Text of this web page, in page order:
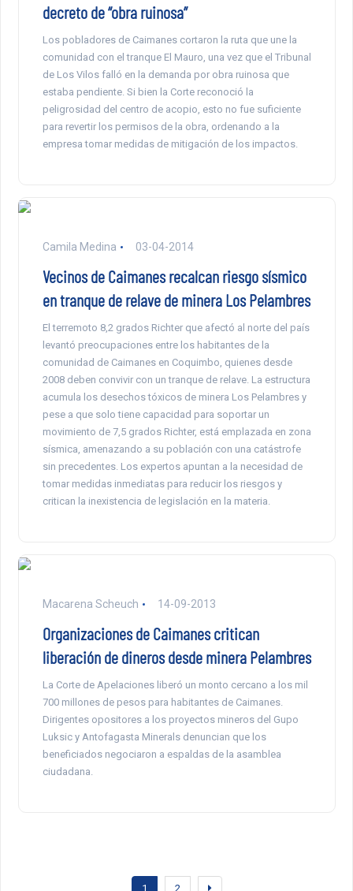
decreto de “obra ruinosa”
Los pobladores de Caimanes cortaron la ruta que une la
comunidad con el tranque El Mauro, una vez que el Tribunal
de Los Vilos falló en la demanda por obra ruinosa que
estaba pendiente. Si bien la Corte reconoció la
peligrosidad del centro de acopio, esto no fue suficiente
para revertir los permisos de la obra, ordenando a la
empresa tomar medidas de mitigación de los impactos.
Camila Medina 03-04-2014
Vecinos de Caimanes recalcan riesgo sísmico
en tranque de relave de minera Los Pelambres
El terremoto 8,2 grados Richter que afectó al norte del país
levantó preocupaciones entre los habitantes de la
comunidad de Caimanes en Coquimbo, quienes desde
2008 deben convivir con un tranque de relave. La estructura
acumula los desechos tóxicos de minera Los Pelambres y
pese a que solo tiene capacidad para soportar un
movimiento de 7,5 grados Richter, está emplazada en zona
sísmica, amenazando a su población con una catástrofe
sin precedentes. Los expertos apuntan a la necesidad de
tomar medidas inmediatas para reducir los riesgos y
critican la inexistencia de legislación en la materia.
Macarena Scheuch 14-09-2013
Organizaciones de Caimanes critican
liberación de dineros desde minera Pelambres
La Corte de Apelaciones liberó un monto cercano a los mil
700 millones de pesos para habitantes de Caimanes.
Dirigentes opositores a los proyectos mineros del Gupo
Luksic y Antofagasta Minerals denuncian que los
beneficiados negociaron a espaldas de la asamblea
ciudadana.
1 2